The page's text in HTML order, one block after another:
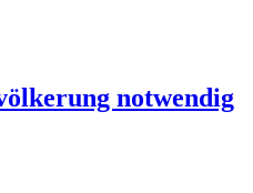
notwendig